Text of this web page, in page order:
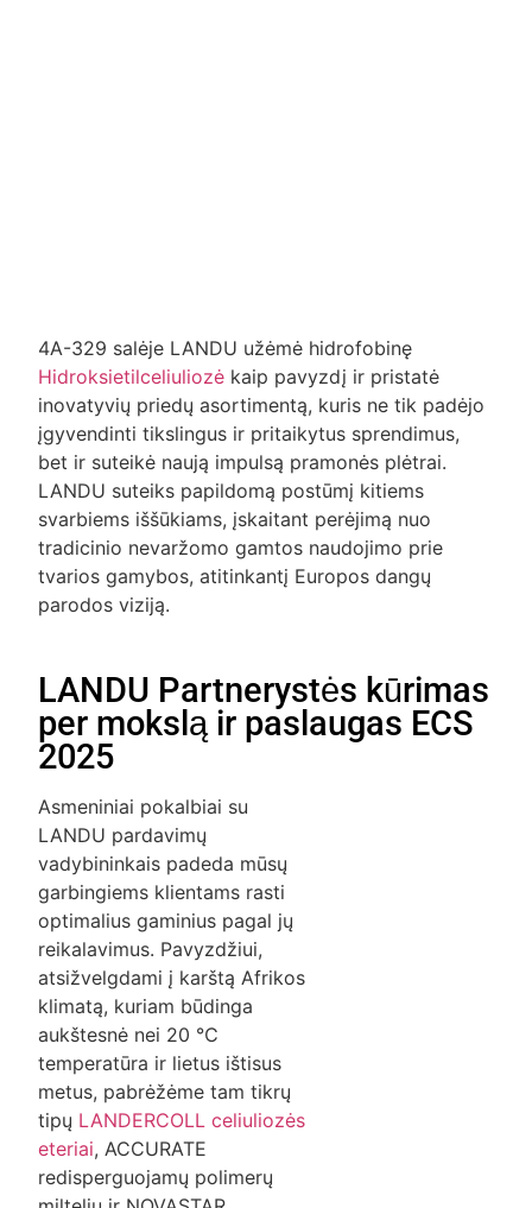
4A-329 salėje LANDU užėmė hidrofobinę
Hidroksietilceliuliozė kaip pavyzdį ir pristatė
inovatyvių priedų asortimentą, kuris ne tik padėjo
įgyvendinti tikslingus ir pritaikytus sprendimus,
bet ir suteikė naują impulsą pramonės plėtrai.
LANDU suteiks papildomą postūmį kitiems
svarbiems iššūkiams, įskaitant perėjimą nuo
tradicinio nevaržomo gamtos naudojimo prie
tvarios gamybos, atitinkantį Europos dangų
parodos viziją.
LANDU Partnerystės kūrimas
per mokslą ir paslaugas ECS
2025
Asmeniniai pokalbiai su
LANDU pardavimų
vadybininkais padeda mūsų
garbingiems klientams rasti
optimalius gaminius pagal jų
reikalavimus. Pavyzdžiui,
atsižvelgdami į karštą Afrikos
klimatą, kuriam būdinga
aukštesnė nei 20 ℃
temperatūra ir lietus ištisus
metus, pabrėžėme tam tikrų
tipų LANDERCOLL celiuliozės
eteriai, ACCURATE
redisperguojamų polimerų